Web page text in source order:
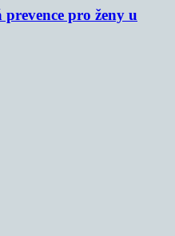
pro ženy u